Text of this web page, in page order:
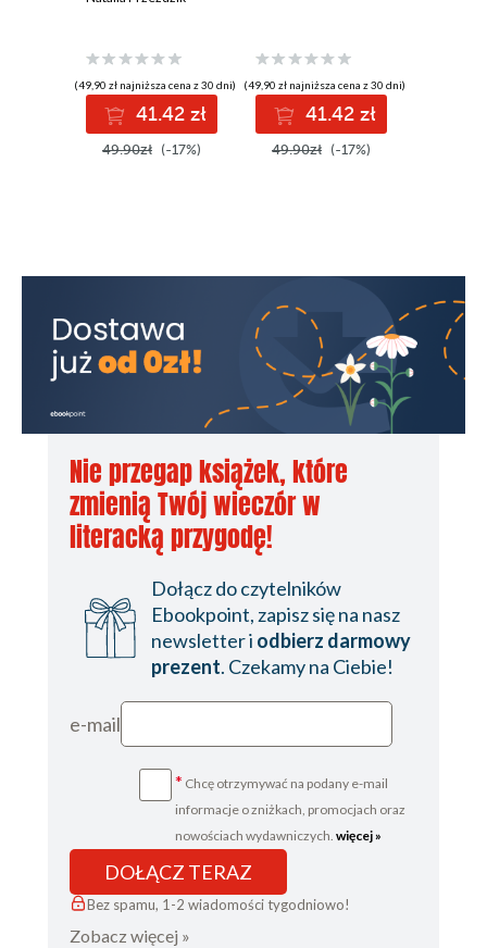
(49,90 zł najniższa cena z 30 dni)
41.42 zł
49.90zł (-17%)
(49,90 zł najniższa cena z 30 dni)
41.42 zł
49.90zł (-17%)
Nie przegap książek, które
zmienią Twój wieczór w
literacką przygodę!
Dołącz do czytelników
Ebookpoint, zapisz się na nasz
newsletter i odbierz darmowy
prezent. Czekamy na Ciebie!
e-mail
* Chcę otrzymywać na podany e-mail
informacje o zniżkach, promocjach oraz
nowościach wydawniczych. więcej »
DOŁĄCZ TERAZ
Bez spamu, 1-2 wiadomości tygodniowo!
Zobacz więcej »